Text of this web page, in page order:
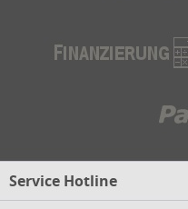
Service Hotline